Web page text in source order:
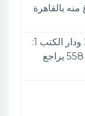
بالقاهرة
الأعلام 8: 253& الزيتونة 4: 210 ودار الكتب 1:
457 والأزهرية 2: 243 وهدية 2: 558 يراجع